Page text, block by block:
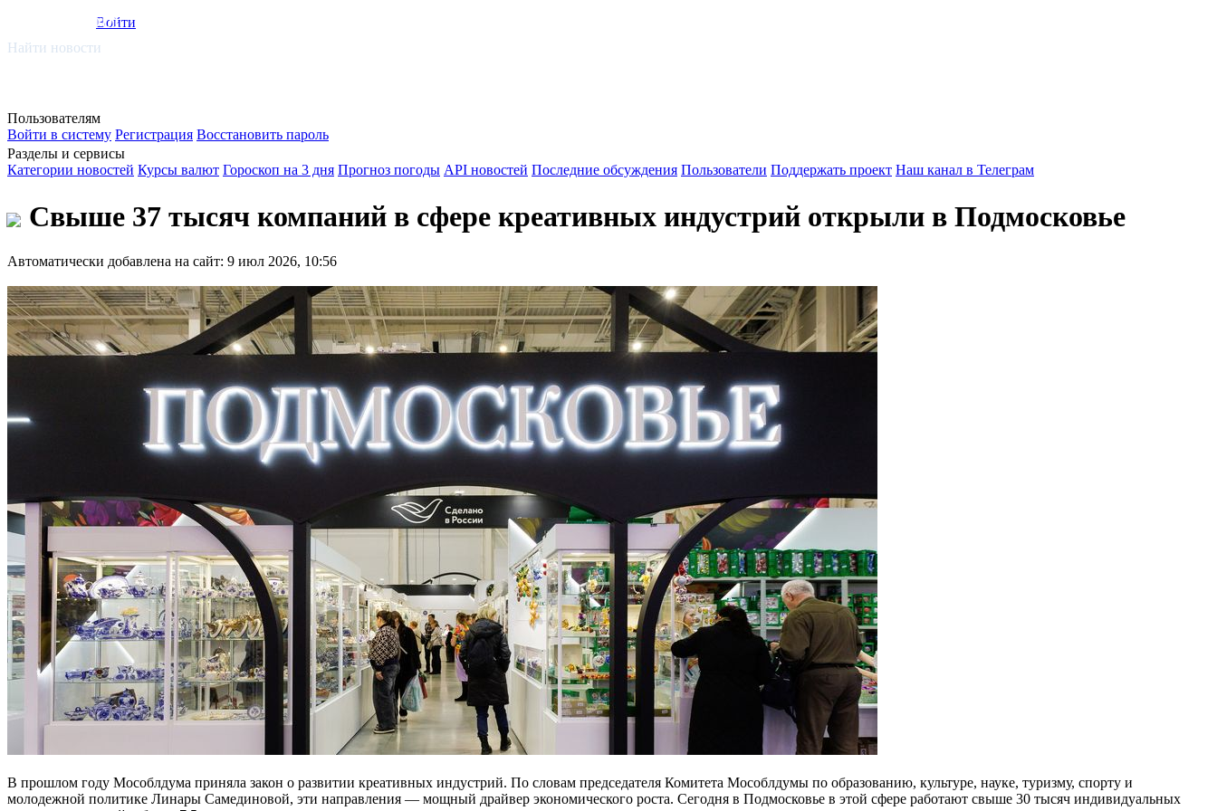
smi.mobi
Войти
Найти новости
Пользователям
Войти в систему Регистрация Восстановить пароль
Разделы и сервисы
Категории новостей Курсы валют Гороскоп на 3 дня Прогноз погоды API новостей Последние обсуждения Пользователи Поддержать проект Наш канал в Телеграм
Свыше 37 тысяч компаний в сфере креативных индустрий открыли в Подмосковье
Автоматически добавлена на сайт: 9 июл 2026, 10:56
В прошлом году Мособлдума приняла закон о развитии креативных индустрий. По словам председателя Комитета Мособлдумы по образованию, культуре, науке, туризму, спорту и
молодежной политике Линары Самединовой, эти направления — мощный драйвер экономического роста. Сегодня в Подмосковье в этой сфере работают свыше 30 тысяч индивидуальных